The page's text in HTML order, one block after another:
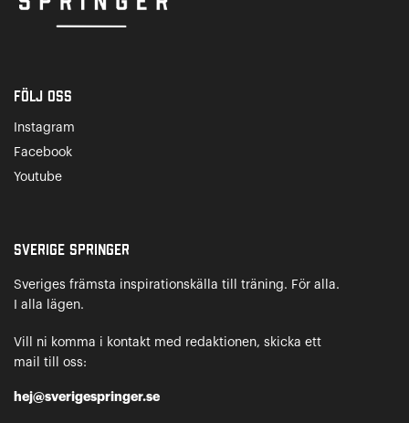
Följ oss
Instagram
Facebook
Youtube
Sverige Springer
Sveriges främsta inspirationskälla till träning. För alla.
I alla lägen.
Vill ni komma i kontakt med redaktionen, skicka ett
mail till oss:
hej@sverigespringer.se